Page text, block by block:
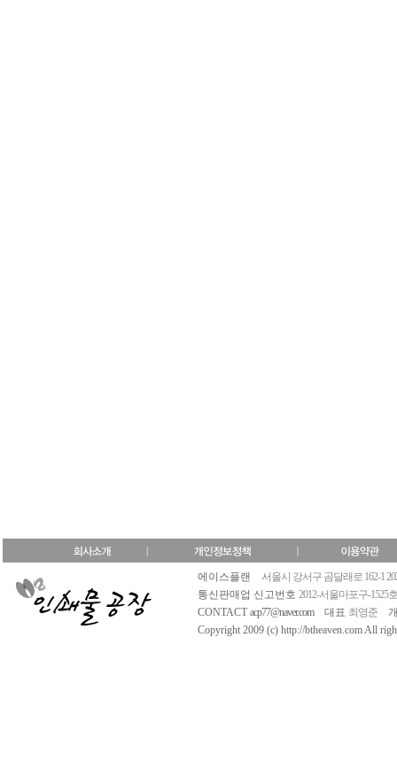
에이스플랜
서울시 강서구 곰달래로 162-1
통신판매업 신고번호 2012-서울마포구-1525호
CONTACT acp77@naver.com 대표 최영준
Copyright 2009 (c) http://btheaven.com All